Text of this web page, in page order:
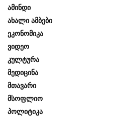
Ამინდი
Ახალი Ამბები
Ეკონომიკა
Ვიდეო
Კულტურა
Მედიცინა
Მთავარი
Მსოფლიო
Პოლიტიკა